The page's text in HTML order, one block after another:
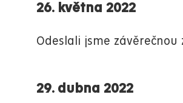
26. května 2022
Odeslali jsme
29. dubna 2022